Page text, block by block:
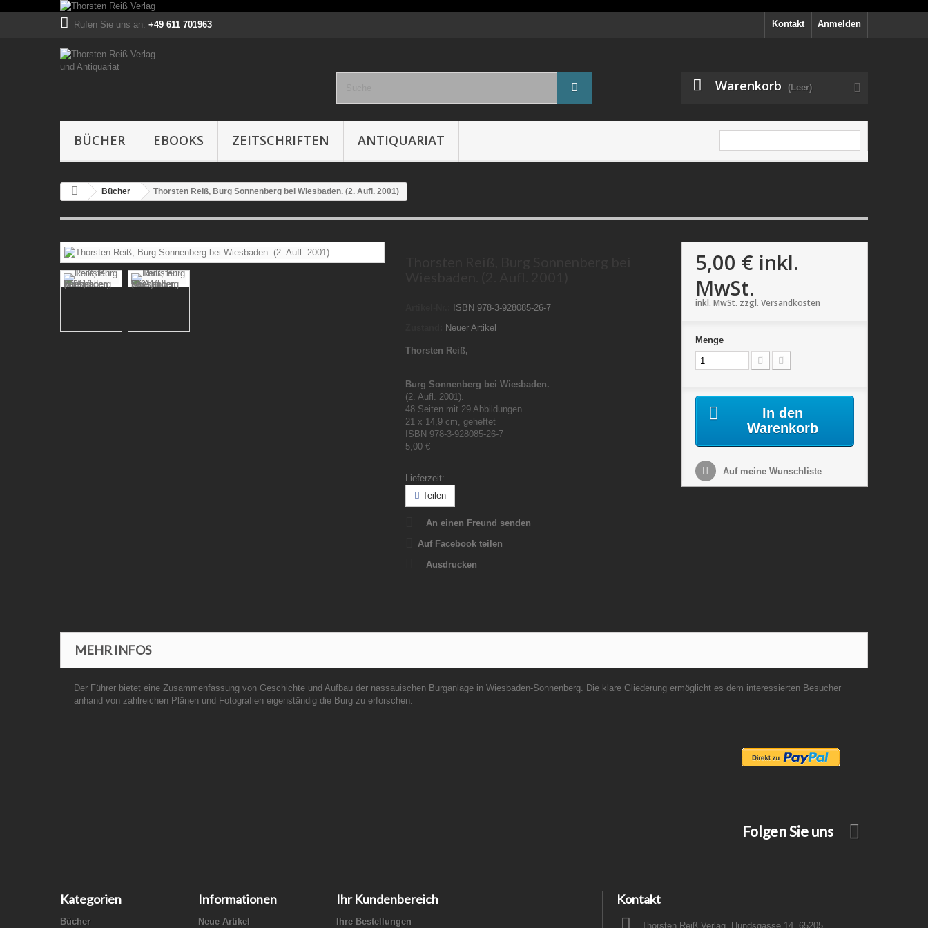
Anmelden
Kontakt
Rufen Sie uns an: +49 611 701963
Warenkorb (Leer)
BÜCHER EBOOKS ZEITSCHRIFTEN ANTIQUARIAT
Bücher Thorsten Reiß, Burg Sonnenberg bei Wiesbaden. (2. Aufl. 2001)
ISBN 978-3-928085-26-7
Neuer Artikel
Thorsten Reiß,
Burg Sonnenberg bei Wiesbaden.
(2. Aufl. 2001).
48 Seiten mit 29 Abbildungen
21 x 14,9 cm, geheftet
ISBN 978-3-928085-26-7
5,00 €
Lieferzeit:
Teilen
An einen Freund senden
Auf Facebook teilen
Ausdrucken
5,00 € inkl.
MwSt.
inkl. MwSt. zzgl. Versandkosten
Menge
In den
Warenkorb
Auf meine Wunschliste
MEHR INFOS
Der Führer bietet eine Zusammenfassung von Geschichte und Aufbau der nassauischen Burganlage in Wiesbaden-Sonnenberg. Die klare Gliederung ermöglicht es dem interessierten Besucher
anhand von zahlreichen Plänen und Fotografien eigenständig die Burg zu erforschen.
Folgen Sie uns
Kategorien
Bücher
Informationen
Neue Artikel
Ihr Kundenbereich
Ihre Bestellungen
Kontakt
Thorsten Reiß Verlag, Hundsgasse 14, 65205